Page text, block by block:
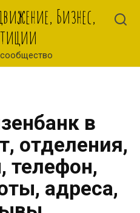
Бизнес,
в
отделения,
телефон,
адреса,